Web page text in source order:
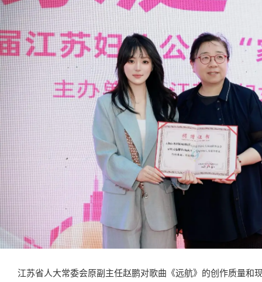
江苏省人大常委会原副主任赵鹏对歌曲《远航》的创作质量和